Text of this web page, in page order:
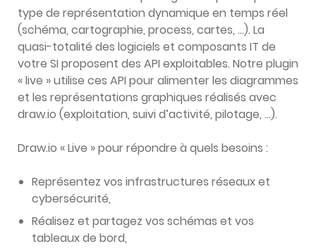
type de représentation dynamique en temps réel
(schéma, cartographie, process, cartes, …). La
quasi-totalité des logiciels et composants IT de
votre SI proposent des API exploitables. Notre plugin
« live » utilise ces API pour alimenter les diagrammes
et les représentations graphiques réalisés avec
draw.io (exploitation, suivi d’activité, pilotage, …).
Draw.io « Live » pour répondre à quels besoins :
Représentez vos infrastructures réseaux et
cybersécurité,
Réalisez et partagez vos schémas et vos
tableaux de bord,